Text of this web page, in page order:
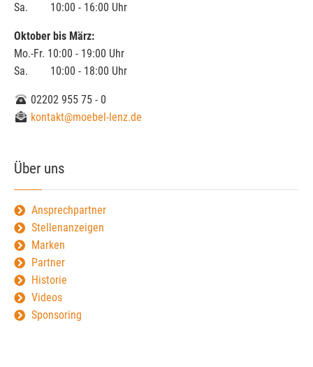
Sa. 10:00 - 16:00 Uhr
Oktober bis März:
Mo.-Fr. 10:00 - 19:00 Uhr
Sa. 10:00 - 18:00 Uhr
02202 955 75 - 0
kontakt@moebel-lenz.de
Über uns
Ansprechpartner
Stellenanzeigen
Marken
Partner
Historie
Videos
Sponsoring